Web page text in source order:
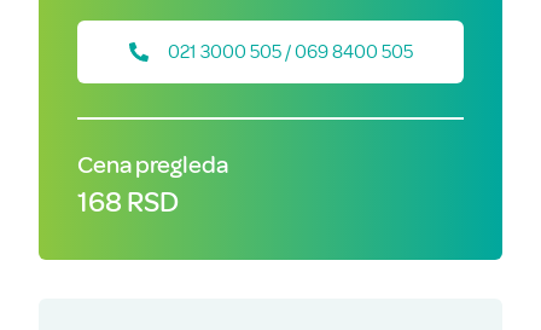
021 3000 505 / 069 8400 505
Cena pregleda
168 RSD